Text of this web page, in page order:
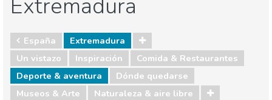
Extremadura
España
Extremadura
Un vistazo
Inspiración
Comida & Restaurantes
Deporte & aventura
Dónde quedarse
Museos & Arte
Naturaleza & aire libre